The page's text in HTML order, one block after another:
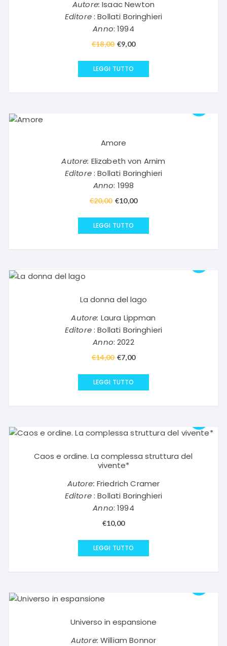
Autore: Isaac Newton
Editore: Bollati Boringhieri
Anno: 1994
€18,00 Il
originale
€9,00Il
LEGGI TUTTO
Amore
Autore: Elizabeth von Arnim
Editore: Bollati Boringhieri
Anno: 1998
€20,00 Il
originale
€10,00Il
LEGGI TUTTO
La donna del lago
Autore: Laura Lippman
Editore: Bollati Boringhieri
Anno: 2022
€14,00 Il
originale
€7,00Il
LEGGI TUTTO
Caos e ordine. La complessa struttura del
vivente*
Autore: Friedrich Cramer
Editore: Bollati Boringhieri
Anno: 1994
€10,00
LEGGI TUTTO
Universo in espansione
Autore: William Bonnor